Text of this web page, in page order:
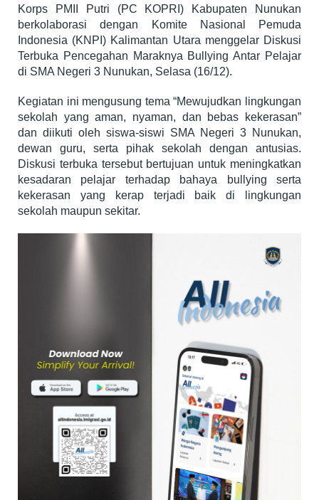
Korps PMII Putri (PC KOPRI) Kabupaten Nunukan
berkolaborasi dengan Komite Nasional Pemuda
Indonesia (KNPI) Kalimantan Utara menggelar Diskusi
Terbuka Pencegahan Maraknya Bullying Antar Pelajar
di SMA Negeri 3 Nunukan, Selasa (16/12).
Kegiatan ini mengusung tema “Mewujudkan lingkungan
sekolah yang aman, nyaman, dan bebas kekerasan”
dan diikuti oleh siswa-siswi SMA Negeri 3 Nunukan,
dewan guru, serta pihak sekolah dengan antusias.
Diskusi terbuka tersebut bertujuan untuk meningkatkan
kesadaran pelajar terhadap bahaya bullying serta
kekerasan yang kerap terjadi baik di lingkungan
sekolah maupun sekitar.